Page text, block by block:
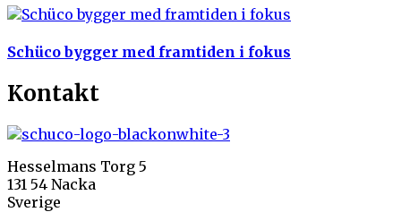
Schüco bygger med framtiden i fokus
Kontakt
Hesselmans Torg 5
131 54 Nacka
Sverige